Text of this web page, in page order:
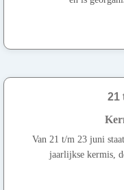
21
Van 21 t/m 23 juni
jaarlijkse kermis,